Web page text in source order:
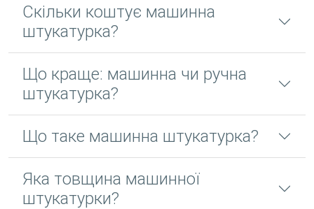
Скільки коштує машинна
штукатурка?
Що краще: машинна чи ручна
штукатурка?
Що таке машинна штукатурка?
Яка товщина машинної
штукатурки?